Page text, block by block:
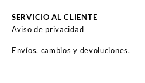
SERVICIO AL CLIENTE
Aviso de privacidad
Envíos, cambios y devoluciones.